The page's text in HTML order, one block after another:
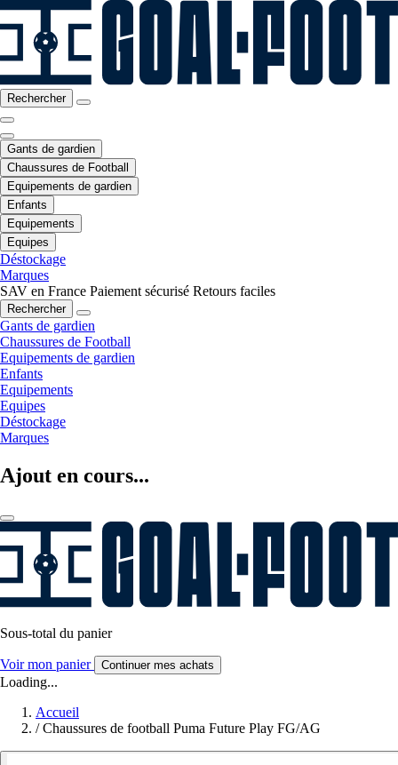
Rechercher
Gants de gardien
Chaussures de Football
Equipements de gardien
Enfants
Equipements
Equipes
Déstockage
Marques
SAV en France Paiement sécurisé Retours faciles
Rechercher
Gants de gardien
Chaussures de Football
Equipements de gardien
Enfants
Equipements
Equipes
Déstockage
Marques
Ajout en cours...
Sous-total du panier
Voir mon panier Continuer mes achats
Loading...
Accueil
/ Chaussures de football Puma Future Play FG/AG